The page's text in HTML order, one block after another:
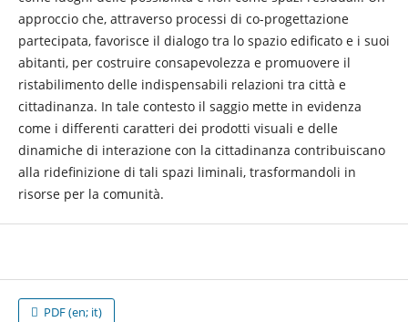
approccio che, attraverso processi di co-progettazione
partecipata, favorisce il dialogo tra lo spazio edificato e i suoi
abitanti, per costruire consapevolezza e promuovere il
ristabilimento delle indispensabili relazioni tra città e
cittadinanza. In tale contesto il saggio mette in evidenza
come i differenti caratteri dei prodotti visuali e delle
dinamiche di interazione con la cittadinanza contribuiscano
alla ridefinizione di tali spazi liminali, trasformandoli in
risorse per la comunità.
PDF (en; it)